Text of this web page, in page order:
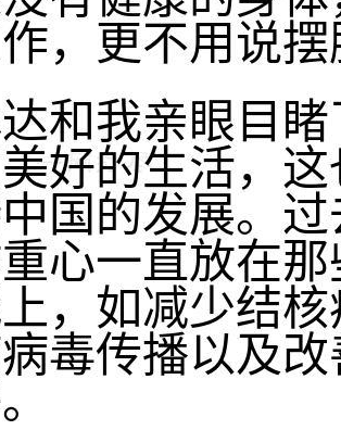
，更不用说
和我亲眼目
好的生活，
国的发展。
心一直放在
，如减少结
毒传播以及